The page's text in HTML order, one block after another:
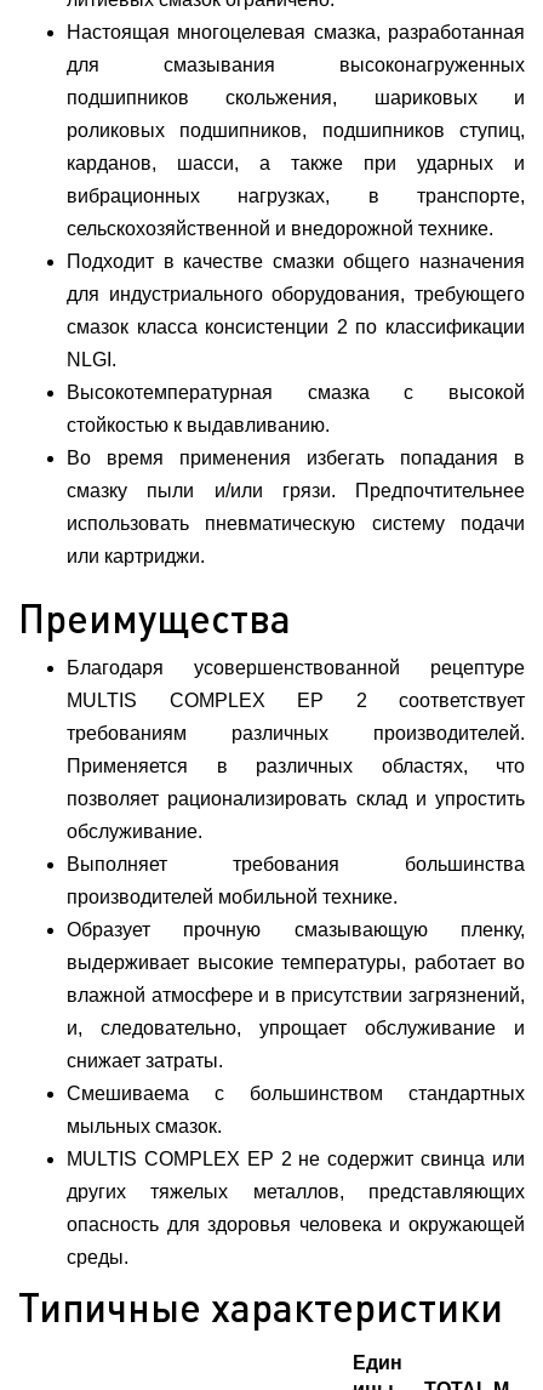
Настоящая многоцелевая смазка, разработанная
для смазывания высоконагруженных
подшипников скольжения, шариковых и
роликовых подшипников, подшипников ступиц,
карданов, шасси, а также при ударных и
вибрационных нагрузках, в транспорте,
сельскохозяйственной и внедорожной технике.
Подходит в качестве смазки общего назначения
для индустриального оборудования, требующего
смазок класса консистенции 2 по классификации
NLGI.
Высокотемпературная смазка с высокой
стойкостью к выдавливанию.
Во время применения избегать попадания в
смазку пыли и/или грязи. Предпочтительнее
использовать пневматическую систему подачи
или картриджи.
Преимущества
Благодаря усовершенствованной рецептуре
MULTIS COMPLEX EP 2 соответствует
требованиям различных производителей.
Применяется в различных областях, что
позволяет рационализировать склад и упростить
обслуживание.
Выполняет требования большинства
производителей мобильной технике.
Образует прочную смазывающую пленку,
выдерживает высокие температуры, работает во
влажной атмосфере и в присутствии загрязнений,
и, следовательно, упрощает обслуживание и
снижает затраты.
Смешиваема с большинством стандартных
мыльных смазок.
MULTIS COMPLEX EP 2 не содержит свинца или
других тяжелых металлов, представляющих
опасность для здоровья человека и окружающей
среды.
Типичные характеристики
Един